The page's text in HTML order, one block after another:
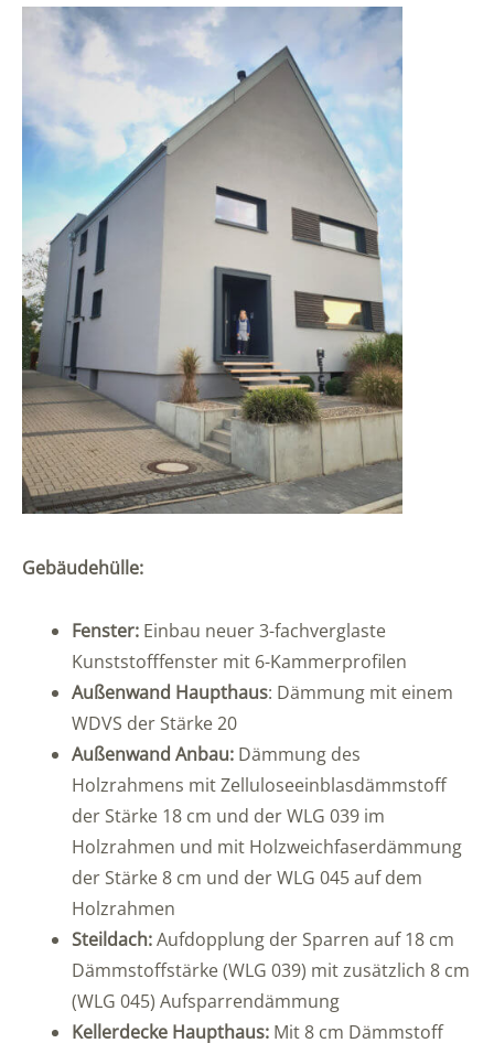
Gebäudehülle:
Fenster: Einbau neuer 3-fachverglaste
Kunststofffenster mit 6-Kammerprofilen
Außenwand Haupthaus: Dämmung mit einem
WDVS der Stärke 20
Außenwand Anbau: Dämmung des
Holzrahmens mit Zelluloseeinblasdämmstoff
der Stärke 18 cm und der WLG 039 im
Holzrahmen und mit Holzweichfaserdämmung
der Stärke 8 cm und der WLG 045 auf dem
Holzrahmen
Steildach:Aufdopplung der Sparren auf 18 cm
Dämmstoffstärke (WLG 039) mit zusätzlich 8 cm
(WLG 045) Aufsparrendämmung
Kellerdecke Haupthaus: Mit 8 cm Dämmstoff